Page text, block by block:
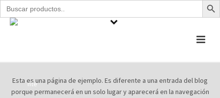
Buscar:
Esta es una página de ejemplo. Es diferente a una entrada del blog
porque permanecerá en un solo lugar y aparecerá en la navegación